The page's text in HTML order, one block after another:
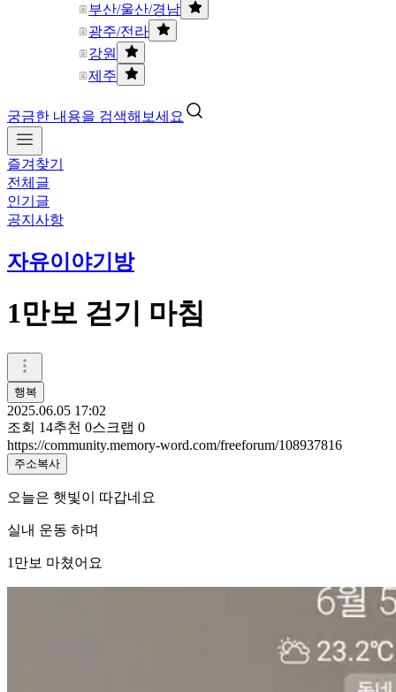
부산/울산/경남
광주/전라
강원
제주
궁금한 내용을 검색해보세요
즐겨찾기
전체글
인기글
공지사항
자유이야기방
1만보 걷기 마침
행복
2025.06.05 17:02
조회 14추천 0스크랩 0
https://community.memory-word.com/freeforum/108937816
주소복사
오늘은 햇빛이 따갑네요
실내 운동 하며
1만보 마쳤어요